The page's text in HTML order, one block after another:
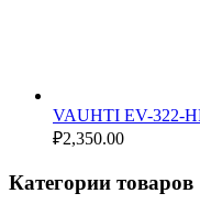
VAUHTI EV-322-
₽2,350.00
Категории товаров